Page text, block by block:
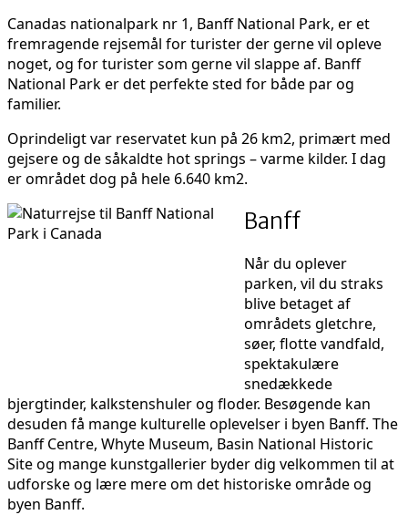
Canadas nationalpark nr 1, Banff National Park, er et
fremragende rejsemål for turister der gerne vil opleve
noget, og for turister som gerne vil slappe af. Banff
National Park er det perfekte sted for både par og
familier.
Oprindeligt var reservatet kun på 26 km2, primært med
gejsere og de såkaldte hot springs – varme kilder. I dag
er området dog på hele 6.640 km2.
Banff
Når du oplever
parken, vil du straks
blive betaget af
områdets gletchre,
søer, flotte vandfald,
spektakulære
snedækkede
bjergtinder, kalkstenshuler og floder. Besøgende kan
desuden få mange kulturelle oplevelser i byen Banff. The
Banff Centre, Whyte Museum, Basin National Historic
Site og mange kunstgallerier byder dig velkommen til at
udforske og lære mere om det historiske område og
byen Banff.